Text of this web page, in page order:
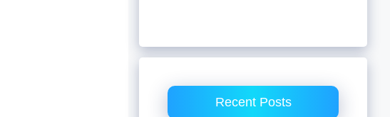
Recent Posts